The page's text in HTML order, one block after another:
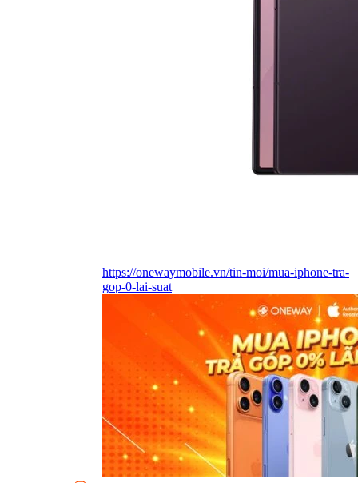
https://onewaymobile.vn/tin-moi/mua-iphone-tra-
gop-0-lai-suat